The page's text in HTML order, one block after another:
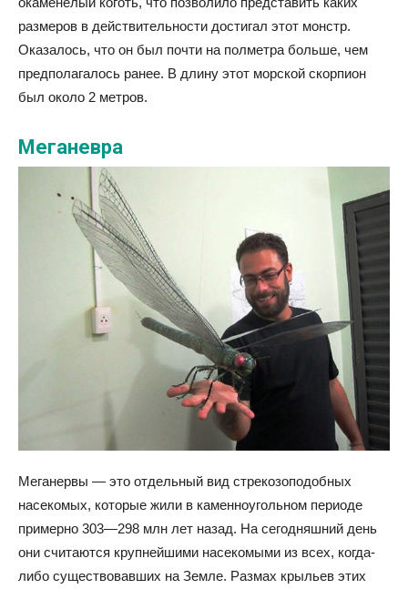
размеров в действительности достигал этот монстр.
Оказалось, что он был почти на полметра больше, чем
предполагалось ранее. В длину этот морской скорпион
был около 2 метров.
Меганевра
Меганервы — это отдельный вид стрекозоподобных
насекомых, которые жили в каменноугольном периоде
примерно 303—298 млн лет назад. На сегодняшний день
они считаются крупнейшими насекомыми из всех, когда-
либо существовавших на Земле. Размах крыльев этих